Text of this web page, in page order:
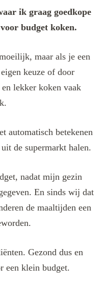
ik graag goedkope
budget koken.
maar als je een
keuze of door
lekker koken vaak
automatisch betekenen
de supermarkt halen.
nadat mijn gezin
En sinds wij dat
de maaltijden een
Gezond dus en
een klein budget.